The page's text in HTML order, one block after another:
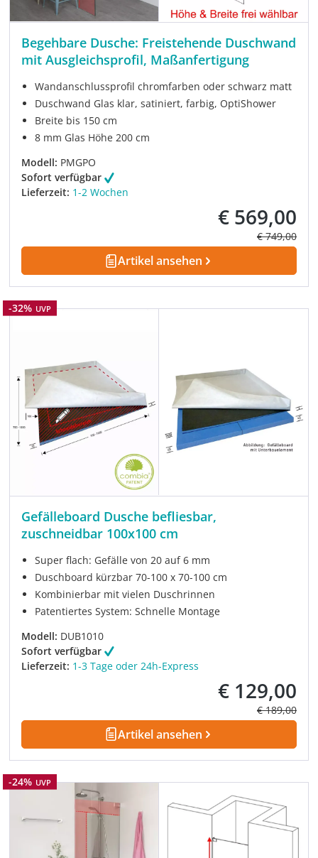
Begehbare Dusche: Freistehende Duschwand
mit Ausgleichsprofil, Maßanfertigung
Wandanschlussprofil chromfarben oder schwarz matt
Duschwand Glas klar, satiniert, farbig, OptiShower
Breite bis 150 cm
8 mm Glas Höhe 200 cm
Modell: PMGPO
Sofort verfügbar
Lieferzeit: 1-2 Wochen
Verkaufspreis:
€ 569,00
Regulärer
€ 749,00
Artikel ansehen
Rabatt
-32% UVP
Gefälleboard Dusche befliesbar,
zuschneidbar 100x100 cm
Super flach: Gefälle von 20 auf 6 mm
Duschboard kürzbar 70-100 x 70-100 cm
Kombinierbar mit vielen Duschrinnen
Patentiertes System: Schnelle Montage
Modell: DUB1010
Sofort verfügbar
Lieferzeit: 1-3 Tage oder 24h-Express
Verkaufspreis:
€ 129,00
Regulärer
€ 189,00
Artikel ansehen
Rabatt
-24% UVP